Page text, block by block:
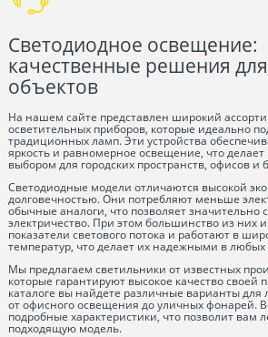
Светодиодное освещение:
качественные решения
объектов
На нашем сайте представлен широкий
осветительных приборов, которые идеально
традиционных ламп. Эти устройства
яркость и равномерное освещение, что
выбором для городских пространств, офисов и
Светодиодные модели отличаются высокой
долговечностью. Они потребляют меньше
обычные аналоги, что позволяет значительно
электричество. При этом большинство из них
показатели светового потока и работают в
температур, что делает их надежными в любых
Мы предлагаем светильники от известных
которые гарантируют высокое качество
каталоге вы найдете различные варианты
от офисного освещения до уличных фонарей.
подробные характеристики, что позволит вам
подходящую модель.